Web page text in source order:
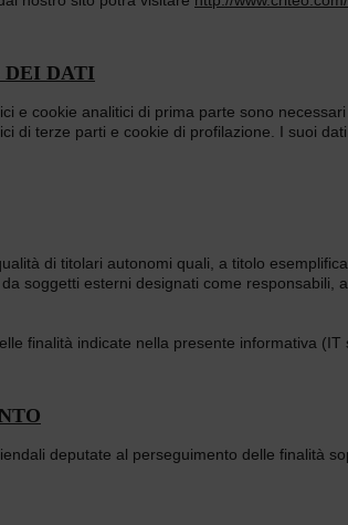
DEI DATI
e cookie analitici di prima parte sono
di terze parti e cookie di profilazione. I suoi
di titolari autonomi quali, a titolo
soggetti esterni designati come responsabili,
finalità indicate nella presente informativa
deputate al perseguimento delle finalità